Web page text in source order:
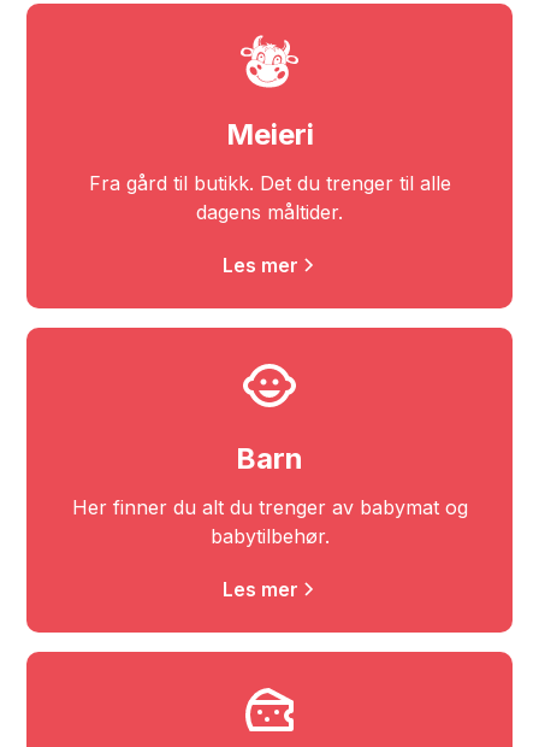
Meieri
Fra gård til butikk. Det du trenger til alle
dagens måltider.
Les mer
Barn
Her finner du alt du trenger av babymat og
babytilbehør.
Les mer